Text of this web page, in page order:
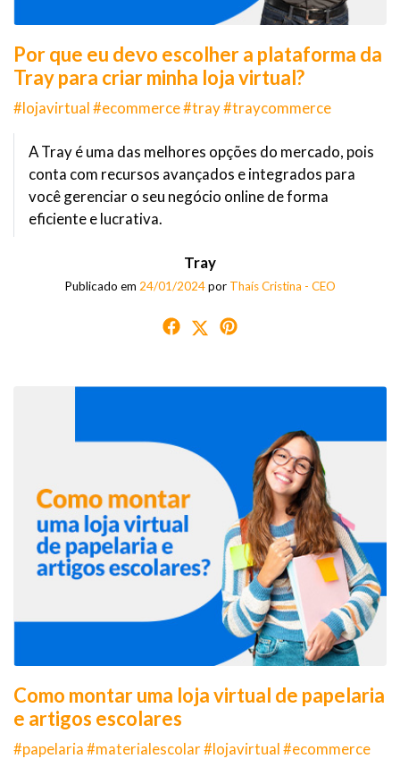
Por que eu devo escolher a plataforma da
Tray para criar minha loja virtual?
#lojavirtual #ecommerce #tray #traycommerce
A Tray é uma das melhores opções do mercado, pois
conta com recursos avançados e integrados para
você gerenciar o seu negócio online de forma
eficiente e lucrativa.
Tray
Publicado em 24/01/2024por Thaís Cristina - CEO
Como montar uma loja virtual de papelaria
e artigos escolares
#papelaria #materialescolar #lojavirtual #ecommerce